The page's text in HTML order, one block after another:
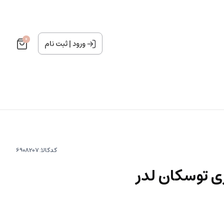
ورود|ثبت نام 0
کدکالا:
توسکان لدر